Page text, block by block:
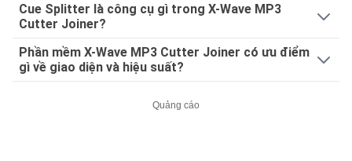
Cue Splitter là công cụ gì trong X-Wave MP3
Cutter Joiner?
Phần mềm X-Wave MP3 Cutter Joiner có ưu điểm
gì về giao diện và hiệu suất?